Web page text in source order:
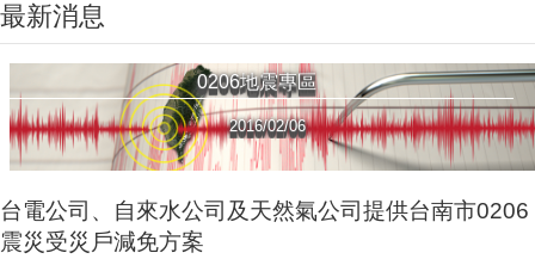
最新消息
0206地震專區
2016/02/06
台電公司、自來水公司及天然氣公司提供台南市0206
震災受災戶減免方案